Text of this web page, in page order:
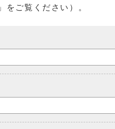
」をご覧ください）。